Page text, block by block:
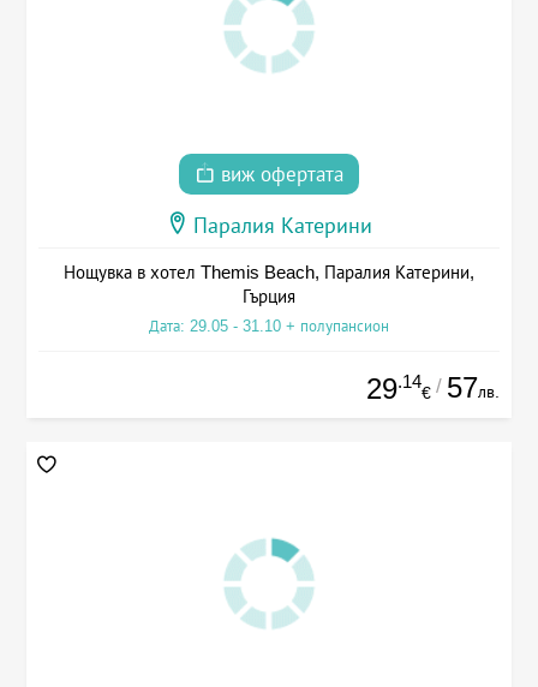
виж офертата
Паралия Катерини
Нощувка в хотел Themis Beach, Паралия Катерини,
Гърция
Дата: 29.05 - 31.10 + полупансион
29.14
€ / 57лв.